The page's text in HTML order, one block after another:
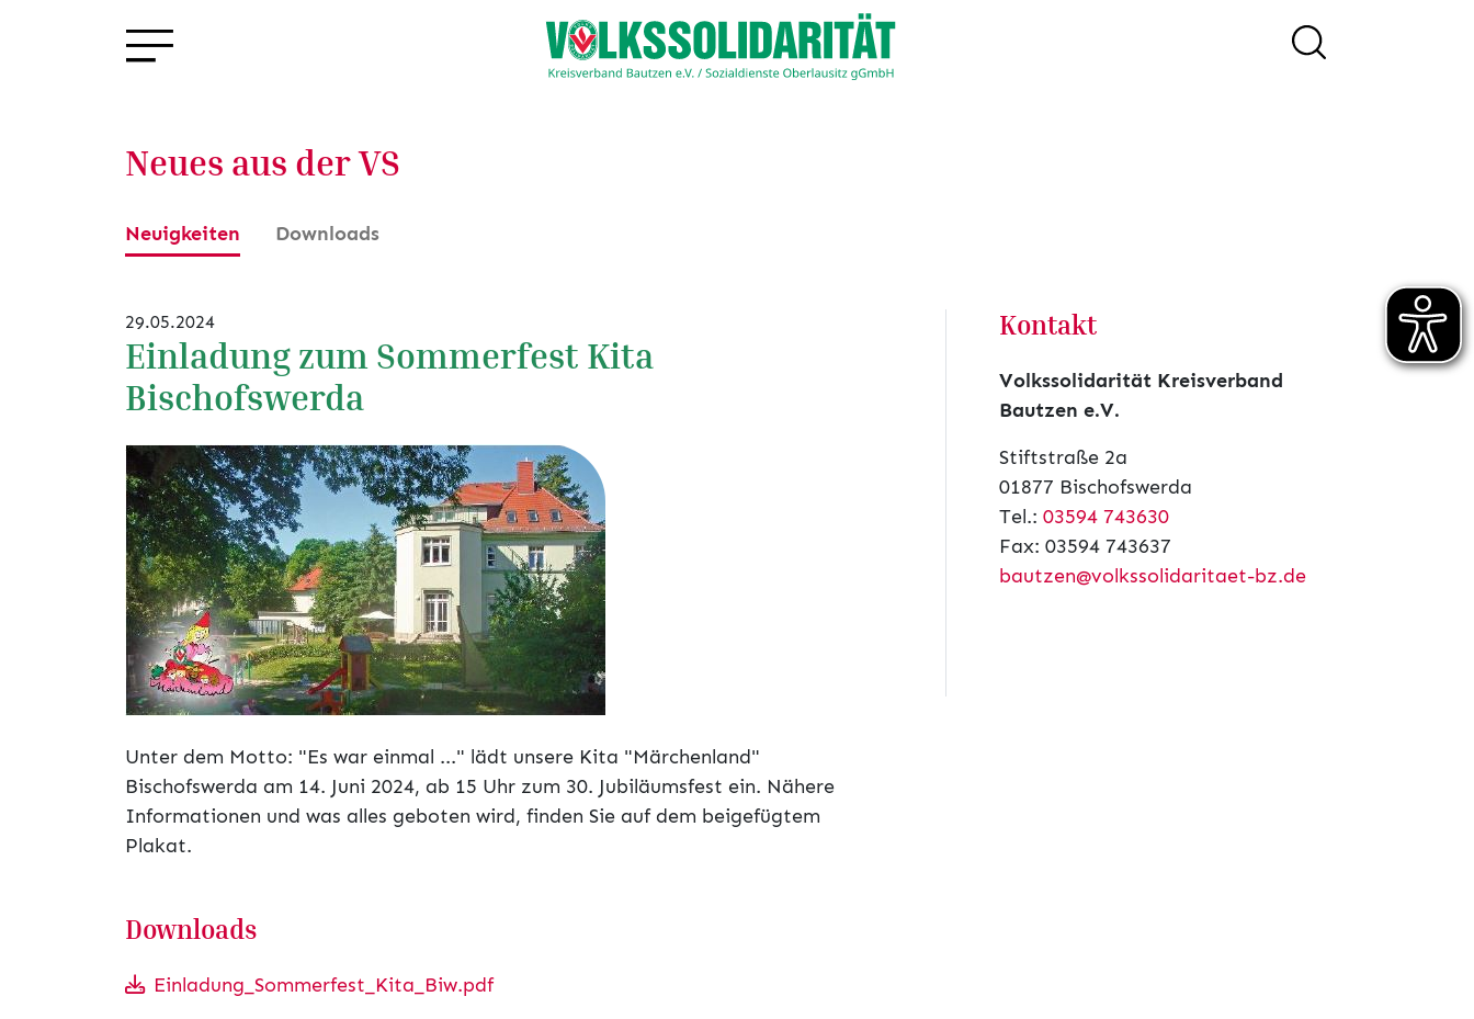
Neues aus der VS
Neuigkeiten Downloads
29.05.2024
Einladung zum Sommerfest Kita
Bischofswerda
Unter dem Motto: "Es war einmal ..." lädt unsere Kita "Märchenland"
Bischofswerda am 14. Juni 2024, ab 15 Uhr zum 30. Jubiläumsfest ein. Nähere
Informationen und was alles geboten wird, finden Sie auf dem beigefügtem
Plakat.
Downloads
Einladung_Sommerfest_Kita_Biw.pdf
Kontakt
Volkssolidarität Kreisverband
Bautzen e.V.
Stiftstraße 2a
01877 Bischofswerda
Tel.: 03594 743630
Fax: 03594 743637
bautzen@volkssolidaritaet-bz.de